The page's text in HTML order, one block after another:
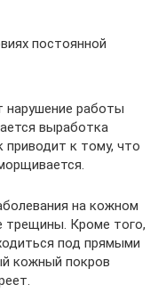
постоянной
нарушение работы
выработка
к тому, что
на кожном
трещины. Кроме того,
под прямыми
кожный покров